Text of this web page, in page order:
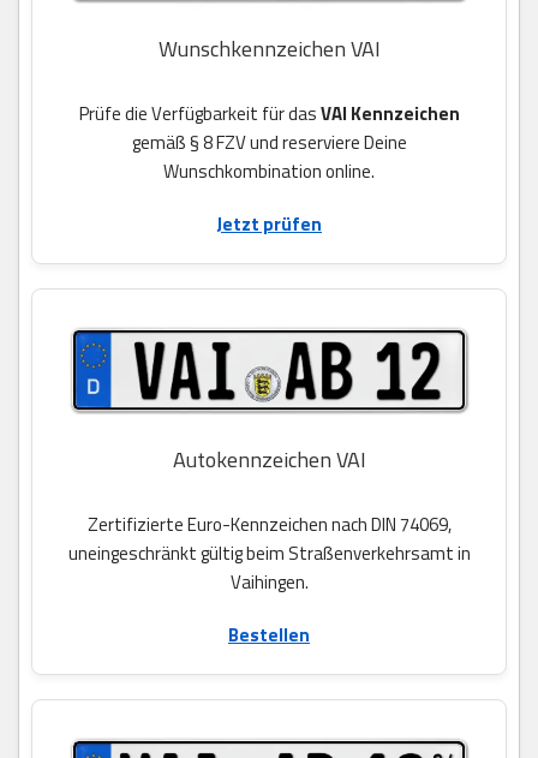
Wunschkennzeichen VAI
Prüfe die Verfügbarkeit für dasVAI Kennzeichen
gemäß § 8 FZV und reserviere Deine
Wunschkombination online.
Jetzt prüfen
Autokennzeichen VAI
Zertifizierte Euro-Kennzeichen nach DIN 74069,
uneingeschränkt gültig beim Straßenverkehrsamt in
Vaihingen.
Bestellen